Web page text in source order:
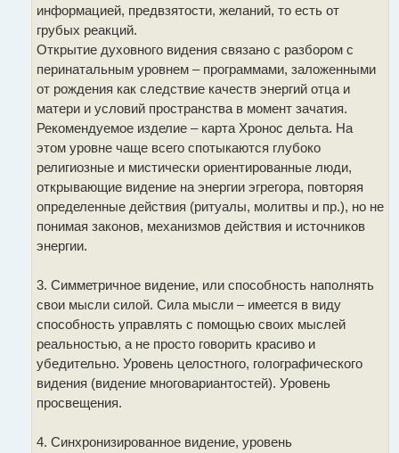
информацией, предвзятости, желаний, то есть от
грубых реакций.
Открытие духовного видения связано с разбором с
перинатальным уровнем – программами, заложенными
от рождения как следствие качеств энергий отца и
матери и условий пространства в момент зачатия.
Рекомендуемое изделие – карта Хронос дельта. На
этом уровне чаще всего спотыкаются глубоко
религиозные и мистически ориентированные люди,
открывающие видение на энергии эгрегора, повторяя
определенные действия (ритуалы, молитвы и пр.), но не
понимая законов, механизмов действия и источников
энергии.
3. Симметричное видение, или способность наполнять
свои мысли силой. Сила мысли – имеется в виду
способность управлять с помощью своих мыслей
реальностью, а не просто говорить красиво и
убедительно. Уровень целостного, голографического
видения (видение многовариантостей). Уровень
просвещения.
4. Синхронизированное видение, уровень